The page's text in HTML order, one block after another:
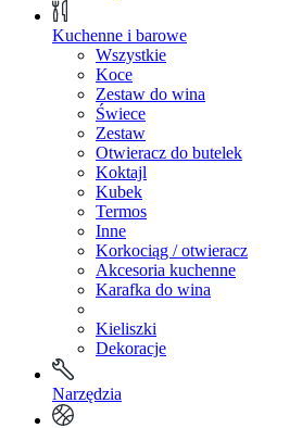
Kuchenne i barowe
Wszystkie
Koce
Zestaw do wina
Świece
Zestaw
Otwieracz do butelek
Koktajl
Kubek
Termos
Inne
Korkociąg / otwieracz
Akcesoria kuchenne
Karafka do wina
Kieliszki
Dekoracje
Narzędzia